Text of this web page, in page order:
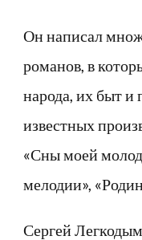
Он написал
романов, в
народа, их быт и
известных
«Сны моей
мелодии»,
Сергей